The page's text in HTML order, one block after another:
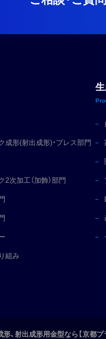
成形(射出成形)・プレス部門
2次加工（加飾）部門
組み
、射出成形用金型なら【京都プ